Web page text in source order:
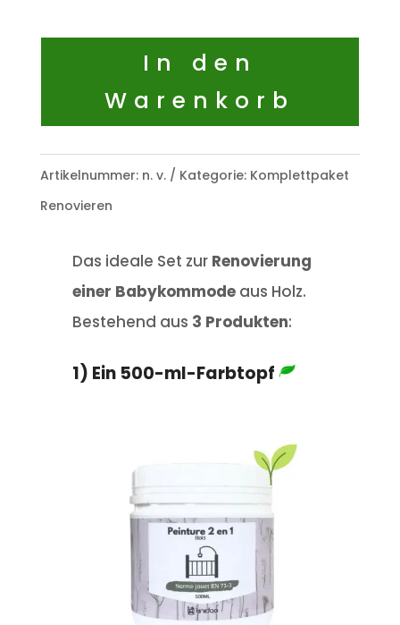
In den
Warenkorb
Artikelnummer: n. v. Kategorie: Komplettpaket
Renovieren
Das ideale Set zur Renovierung
einer Babykommodeaus Holz.
Bestehend aus 3 Produkten:
1) Ein 500-ml-Farbtopf